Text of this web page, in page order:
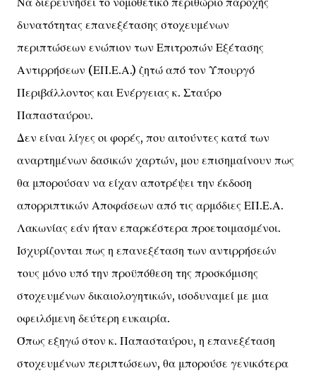
δυνατότητας επανεξέτασης στοχευμένων
περιπτώσεων ενώπιον των Επιτροπών Εξέτασης
Αντιρρήσεων (ΕΠ.Ε.Α.) ζητώ από τον Υπουργό
Περιβάλλοντος και Ενέργειας κ. Σταύρο
Παπασταύρου.
Δεν είναι λίγες οι φορές, που αιτούντες κατά των
αναρτημένων δασικών χαρτών, μου επισημαίνουν πως
θα μπορούσαν να είχαν αποτρέψει την έκδοση
απορριπτικών Αποφάσεων από τις αρμόδιες ΕΠ.Ε.Α.
Λακωνίας εάν ήταν επαρκέστερα προετοιμασμένοι.
Ισχυρίζονται πως η επανεξέταση των αντιρρήσεών
τους μόνο υπό την προϋπόθεση της προσκόμισης
στοχευμένων δικαιολογητικών, ισοδυναμεί με μια
οφειλόμενη δεύτερη ευκαιρία.
Όπως εξηγώ στον κ. Παπασταύρου, η επανεξέταση
στοχευμένων περιπτώσεων, θα μπορούσε γενικότερα